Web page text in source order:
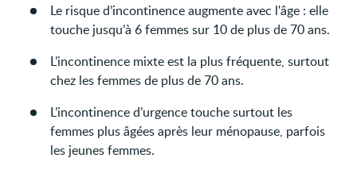
Le risque d’incontinence augmente avec l'âge : elle
touche jusqu’à 6 femmes sur 10 de plus de 70 ans.
L’incontinence mixte est la plus fréquente, surtout
chez les femmes de plus de 70 ans.
L’incontinence d’urgence touche surtout les
femmes plus âgées après leur ménopause, parfois
les jeunes femmes.